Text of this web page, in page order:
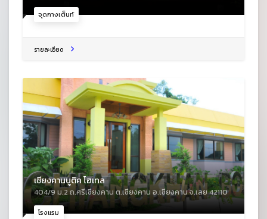
จุดกางเต็นท์
รายละเอียด
โรงแรม
เชียงคานบูติค โฮเทล
404/9 ม.2 ถ.ศรีเชียงคาน ต.เชียงคาน อ.เชียงคาน จ.เลย 42110